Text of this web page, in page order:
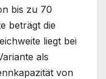
bis zu 70
beträgt die
liegt bei
als
von